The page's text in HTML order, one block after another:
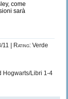
come
sarà
| Rating: Verde
Hogwarts/Libri 1-4